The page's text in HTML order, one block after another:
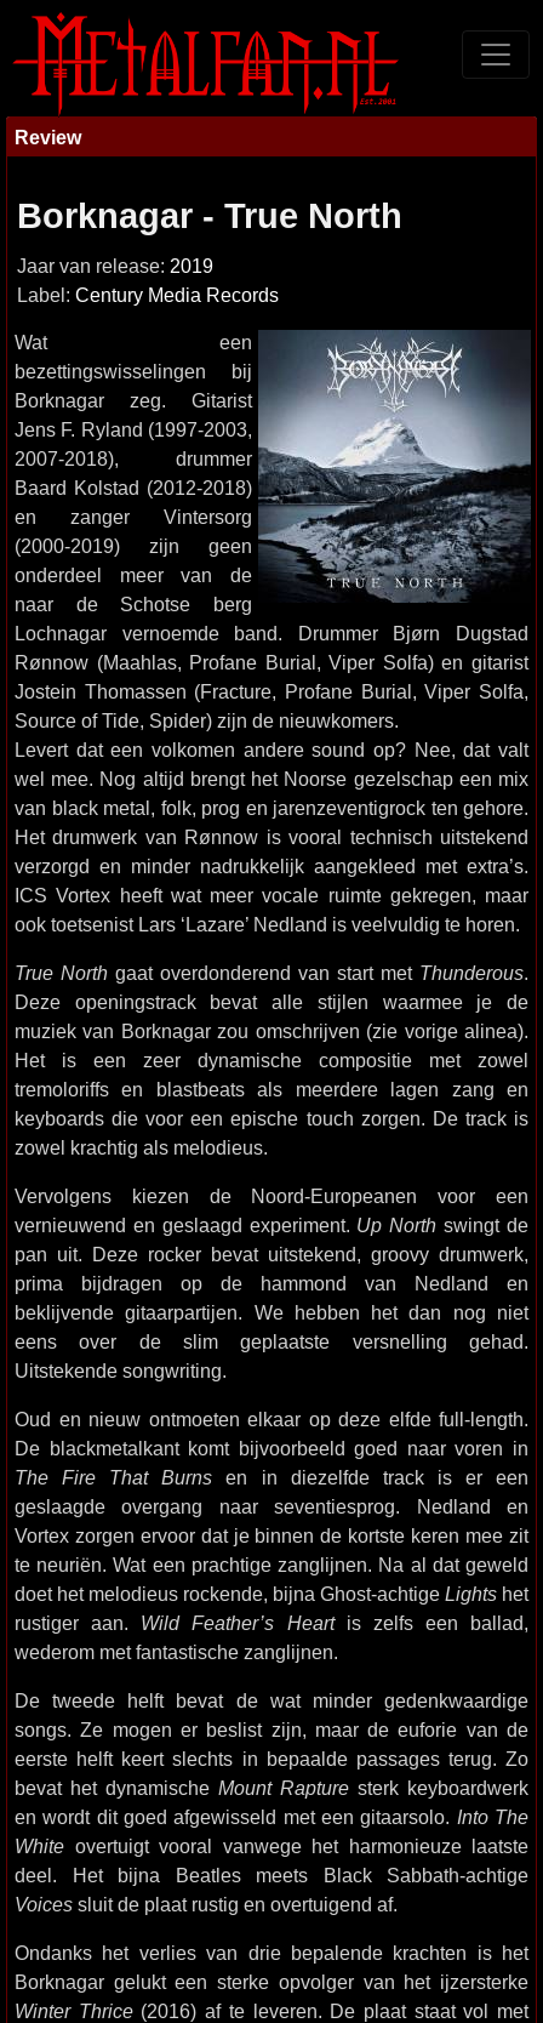
Review
Borknagar - True North
Jaar van release: 2019
Label: Century Media Records
Wat een
bezettingswisselingen bij
Borknagar zeg. Gitarist
Jens F. Ryland (1997-2003,
2007-2018), drummer
Baard Kolstad (2012-2018)
en zanger Vintersorg
(2000-2019) zijn geen
onderdeel meer van de
naar de Schotse berg
Lochnagar vernoemde band. Drummer Bjørn Dugstad
Rønnow (Maahlas, Profane Burial, Viper Solfa) en gitarist
Jostein Thomassen (Fracture, Profane Burial, Viper Solfa,
Source of Tide, Spider) zijn de nieuwkomers.
Levert dat een volkomen andere sound op? Nee, dat valt
wel mee. Nog altijd brengt het Noorse gezelschap een mix
van black metal, folk, prog en jarenzeventigrock ten gehore.
Het drumwerk van Rønnow is vooral technisch uitstekend
verzorgd en minder nadrukkelijk aangekleed met extra’s.
ICS Vortex heeft wat meer vocale ruimte gekregen, maar
ook toetsenist Lars ‘Lazare’ Nedland is veelvuldig te horen.
True North gaat overdonderend van start met Thunderous.
Deze openingstrack bevat alle stijlen waarmee je de
muziek van Borknagar zou omschrijven (zie vorige alinea).
Het is een zeer dynamische compositie met zowel
tremoloriffs en blastbeats als meerdere lagen zang en
keyboards die voor een epische touch zorgen. De track is
zowel krachtig als melodieus.
Vervolgens kiezen de Noord-Europeanen voor een
vernieuwend en geslaagd experiment. Up North swingt de
pan uit. Deze rocker bevat uitstekend, groovy drumwerk,
prima bijdragen op de hammond van Nedland en
beklijvende gitaarpartijen. We hebben het dan nog niet
eens over de slim geplaatste versnelling gehad.
Uitstekende songwriting.
Oud en nieuw ontmoeten elkaar op deze elfde full-length.
De blackmetalkant komt bijvoorbeeld goed naar voren in
The Fire That Burns en in diezelfde track is er een
geslaagde overgang naar seventiesprog. Nedland en
Vortex zorgen ervoor dat je binnen de kortste keren mee zit
te neuriën. Wat een prachtige zanglijnen. Na al dat geweld
doet het melodieus rockende, bijna Ghost-achtige Lights het
rustiger aan. Wild Feather’s Heartis zelfs een ballad,
wederom met fantastische zanglijnen.
De tweede helft bevat de wat minder gedenkwaardige
songs. Ze mogen er beslist zijn, maar de euforie van de
eerste helft keert slechts in bepaalde passages terug. Zo
bevat het dynamische Mount Rapture sterk keyboardwerk
en wordt dit goed afgewisseld met een gitaarsolo. Into The
White overtuigt vooral vanwege het harmonieuze laatste
deel. Het bijna Beatles meets Black Sabbath-achtige
Voices sluit de plaat rustig en overtuigend af.
Ondanks het verlies van drie bepalende krachten is het
Borknagar gelukt een sterke opvolger van het ijzersterke
Winter Thrice(2016) af te leveren. De plaat staat vol met